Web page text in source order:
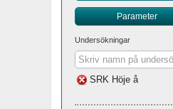
Parameter
Undersökningar
SRK Höje å